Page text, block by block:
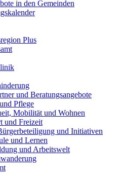
in den Gemeinden
Plus
und Beratungsangebote
Pflege
Mobilität und Wohnen
und Freizeit
und Initiativen
und Lernen
und Arbeitswelt